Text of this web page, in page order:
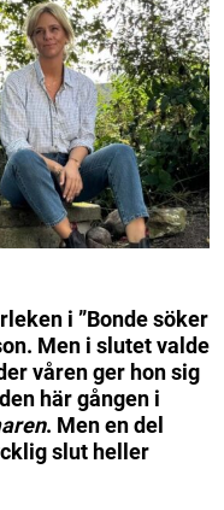
i ”Bonde söker
Men i slutet valde
våren ger hon sig
här gången i
. Men en del
slut heller